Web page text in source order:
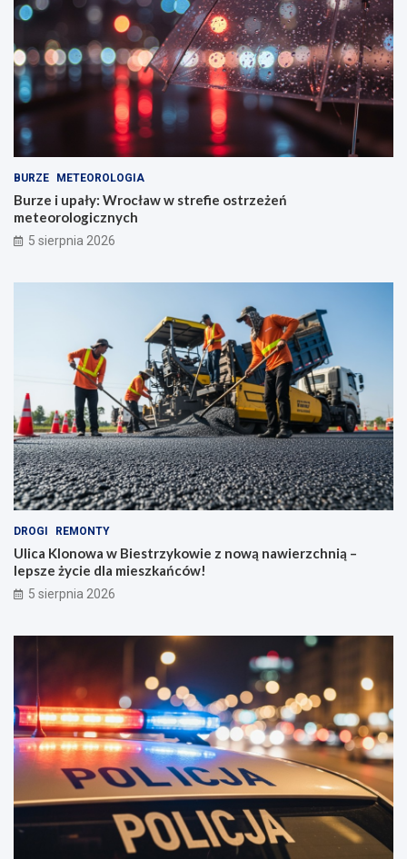
BURZE METEOROLOGIA
Burze i upały: Wrocław w strefie ostrzeżeń
meteorologicznych
5 sierpnia 2026
DROGI REMONTY
Ulica Klonowa w Biestrzykowie z nową nawierzchnią –
lepsze życie dla mieszkańców!
5 sierpnia 2026